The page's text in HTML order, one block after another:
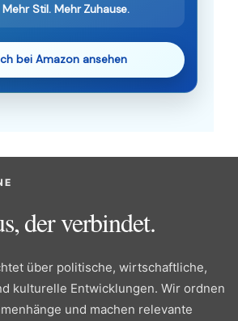
Mehr Stil. Mehr Zuhause.
bei Amazon ansehen
der verbindet.
über politische, wirtschaftliche,
kulturelle Entwicklungen. Wir ordnen
und machen relevante